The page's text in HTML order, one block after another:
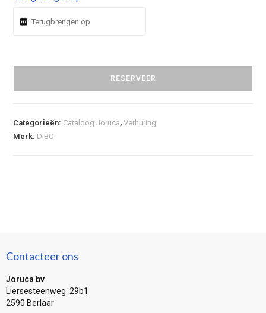
RESERVEER
Categorieën: Cataloog Joruca,Verhuring
Merk: DIBO
Contacteer ons
Joruca bv
Liersesteenweg 29b1
2590 Berlaar